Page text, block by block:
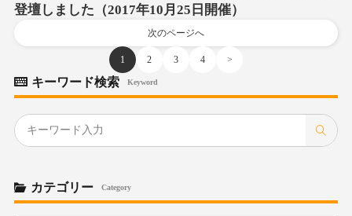
登壇しました（2017年10月25日開催）
次のページへ
1 2 3 4 >
キーワード検索 Keyword
カテゴリー Category